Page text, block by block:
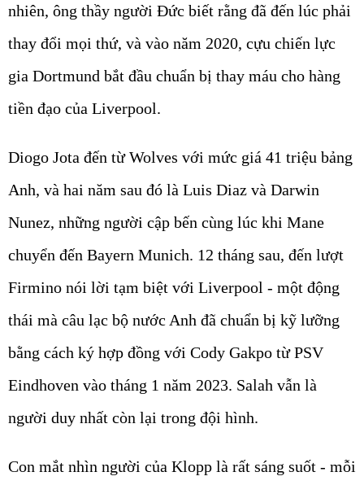
nhiên, ông thầy người Đức biết rằng đã đến lúc phải
thay đổi mọi thứ, và vào năm 2020, cựu chiến lực
gia Dortmund bắt đầu chuẩn bị thay máu cho hàng
tiền đạo của Liverpool.
Diogo Jota đến từ Wolves với mức giá 41 triệu bảng
Anh, và hai năm sau đó là Luis Diaz và Darwin
Nunez, những người cập bến cùng lúc khi Mane
chuyển đến Bayern Munich. 12 tháng sau, đến lượt
Firmino nói lời tạm biệt với Liverpool - một động
thái mà câu lạc bộ nước Anh đã chuẩn bị kỹ lưỡng
bằng cách ký hợp đồng với Cody Gakpo từ PSV
Eindhoven vào tháng 1 năm 2023. Salah vẫn là
người duy nhất còn lại trong đội hình.
Con mắt nhìn người của Klopp là rất sáng suốt - mỗi